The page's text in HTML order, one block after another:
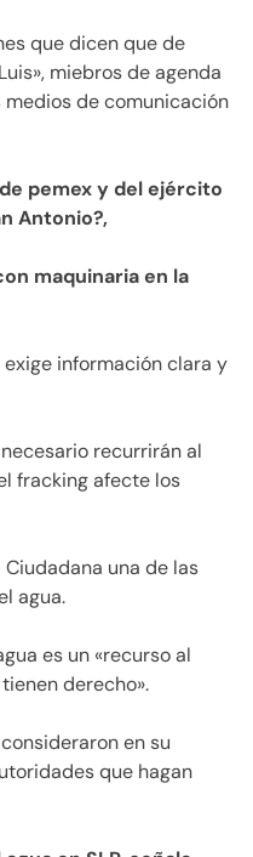
que dicen que de
miebros de agenda
de comunicación
pemex y del ejército
Antonio?,
maquinaria en la
información clara y
recurrirán al
fracking afecte los
una de las
agua.
es un «recurso al
derecho».
en su
que hagan